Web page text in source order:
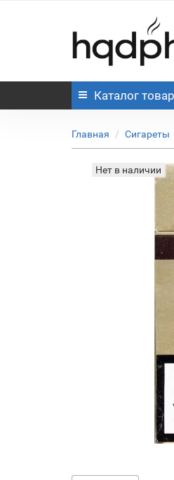
Каталог
Главная Сигареты
Нет в наличии